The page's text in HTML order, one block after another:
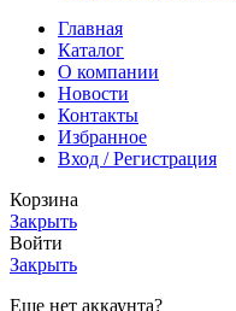
Главная
Каталог
О компании
Новости
Контакты
Избранное
Вход / Регистрация
Корзина
Закрыть
Войти
Закрыть
Еще нет аккаунта?